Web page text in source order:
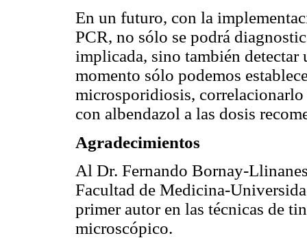
En un futuro, con la
PCR, no sólo se podrá
implicada, sino también detectar
momento sólo podemos
microsporidiosis,
con albendazol a las dosis
Agradecimientos
Al Dr. Fernando Bornay-
Facultad de Medicina-
primer autor en las técnicas de
microscópico.